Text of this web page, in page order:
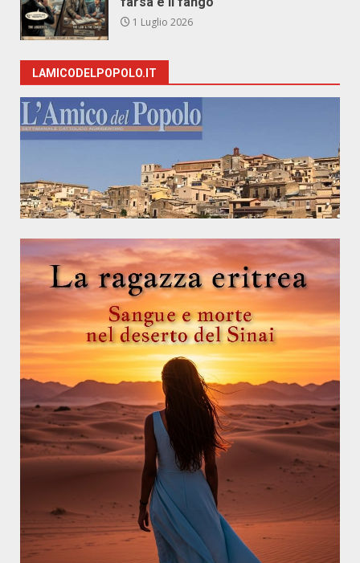
1 Luglio 2026
LAMICODELPOPOLO.IT